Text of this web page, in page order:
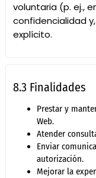
voluntaria (p. ej.,
confidencialidad
explícito.
8.3 Finalidades
Prestar y
Web.
Atender
Enviar
autorización.
Mejorar la